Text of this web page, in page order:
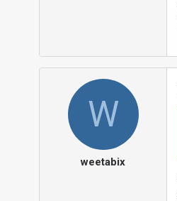
W
weetabix